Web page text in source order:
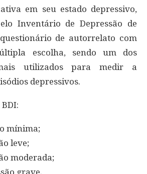
em seu estado depressivo,
Inventário de Depressão de
de autorrelato com
escolha, sendo um dos
utilizados para medir a
depressivos.
mínima;
leve;
moderada;
grave.